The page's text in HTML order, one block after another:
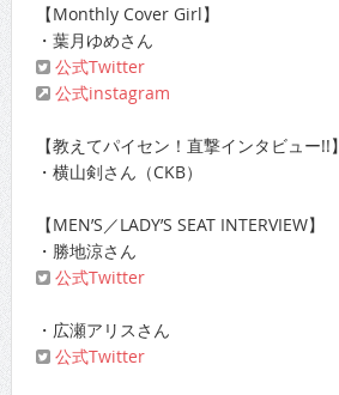
【Monthly Cover Girl】
・葉月ゆめさん
公式Twitter
公式instagram
【教えてパイセン！直撃インタビュー!!】
・横山剣さん（CKB）
【MEN’S／LADY’S SEAT INTERVIEW】
・勝地涼さん
公式Twitter
・広瀬アリスさん
公式Twitter